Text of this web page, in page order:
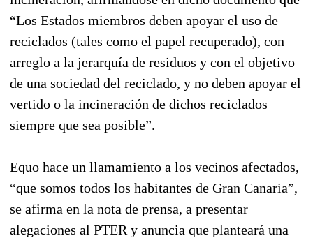
“Los Estados miembros deben apoyar el uso de
reciclados (tales como el papel recuperado), con
arreglo a la jerarquía de residuos y con el objetivo
de una sociedad del reciclado, y no deben apoyar el
vertido o la incineración de dichos reciclados
siempre que sea posible”.
Equo hace un llamamiento a los vecinos afectados,
“que somos todos los habitantes de Gran Canaria”,
se afirma en la nota de prensa, a presentar
alegaciones al PTER y anuncia que planteará una